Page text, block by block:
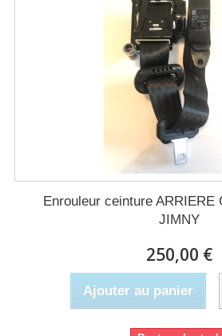
Enrouleur ceinture ARRIERE
JIMNY
250,00 €
Ajouter au panier